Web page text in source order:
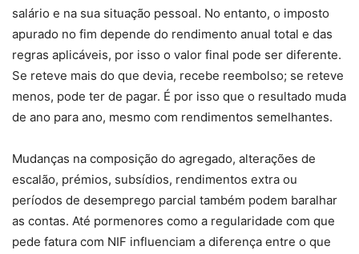
salário e na sua situação pessoal. No entanto, o imposto
apurado no fim depende do rendimento anual total e das
regras aplicáveis, por isso o valor final pode ser diferente.
Se reteve mais do que devia, recebe reembolso; se reteve
menos, pode ter de pagar. É por isso que o resultado muda
de ano para ano, mesmo com rendimentos semelhantes.
Mudanças na composição do agregado, alterações de
escalão, prémios, subsídios, rendimentos extra ou
períodos de desemprego parcial também podem baralhar
as contas. Até pormenores como a regularidade com que
pede fatura com NIF influenciam a diferença entre o que